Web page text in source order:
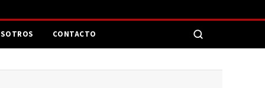
CONTACTO